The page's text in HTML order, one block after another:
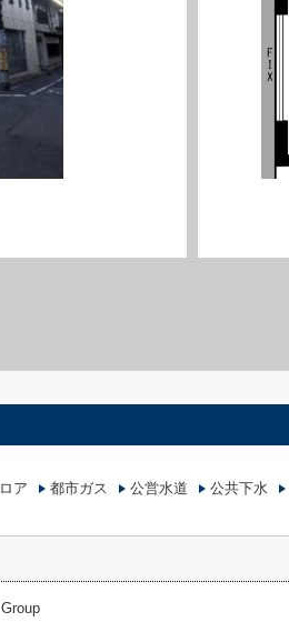
ア 都市ガス 公営水道 公共下水